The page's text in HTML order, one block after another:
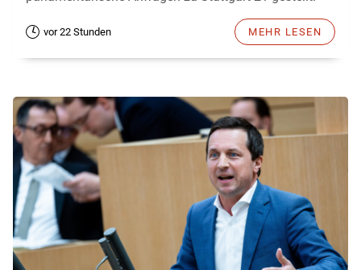
vor 22 Stunden MEHR LESEN